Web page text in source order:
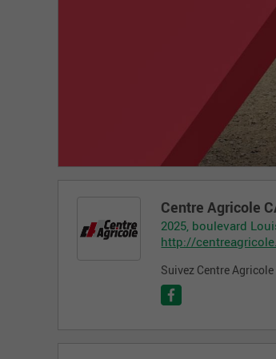
Centre Agricole
2025, boulevard
http://
Suivez Centre